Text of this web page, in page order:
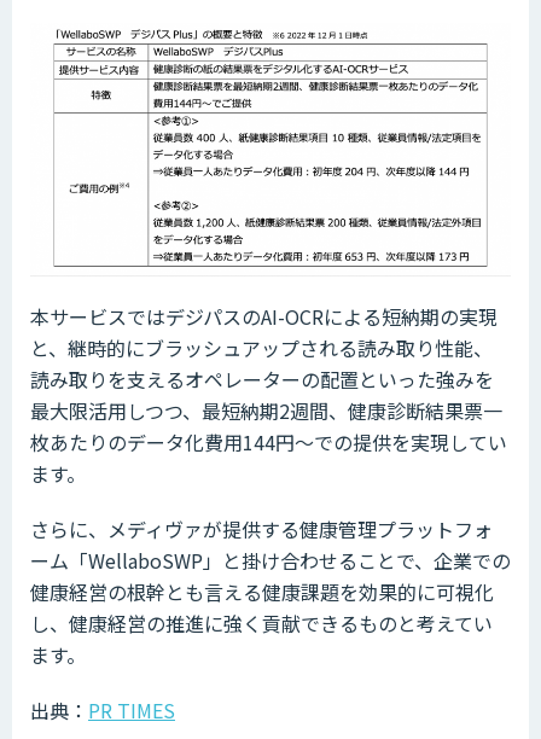
本サービスではデジパスのAI-OCRによる短納期の実現
と、継時的にブラッシュアップされる読み取り性能、
読み取りを支えるオペレーターの配置といった強みを
最大限活用しつつ、最短納期2週間、健康診断結果票一
枚あたりのデータ化費用144円〜での提供を実現してい
ます。
さらに、メディヴァが提供する健康管理プラットフォ
ーム「WellaboSWP」と掛け合わせることで、企業での
健康経営の根幹とも言える健康課題を効果的に可視化
し、健康経営の推進に強く貢献できるものと考えてい
ます。
出典： PR TIMES